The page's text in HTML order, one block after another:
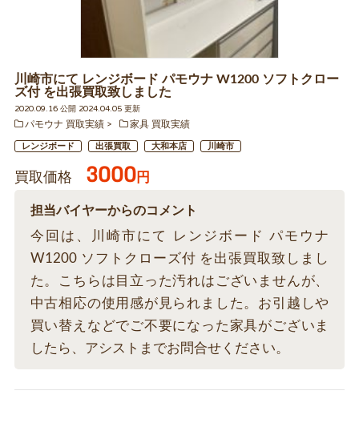
川崎市にて レンジボード パモウナ W1200 ソフトクロー
ズ付 を出張買取致しました
2020.09.16 公開 2024.04.05 更新
パモウナ 買取実績
家具 買取実績
レンジボード 出張買取 大和本店 川崎市
買取価格 3000円
担当バイヤーからのコメント
今回は、川崎市にて レンジボード パモウナ
W1200 ソフトクローズ付 を出張買取致しまし
た。こちらは目立った汚れはございませんが、
中古相応の使用感が見られました。お引越しや
買い替えなどでご不要になった家具がございま
したら、アシストまでお問合せください。